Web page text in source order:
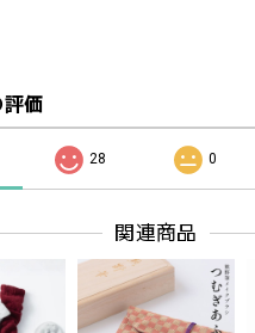
評価
28 0
関連商品